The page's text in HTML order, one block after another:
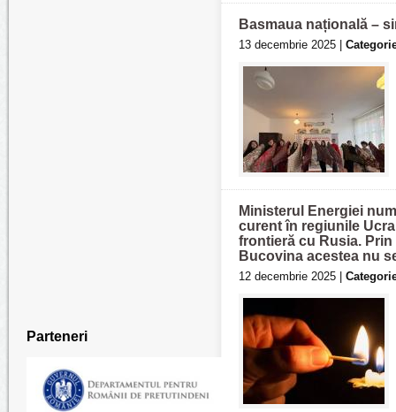
Parteneri
Basmaua națională –
13 decembrie 2025 |
Ministerul Energiei
curent în regiunile
frontieră cu Rusia.
Bucovina acestea nu
12 decembrie 2025 |